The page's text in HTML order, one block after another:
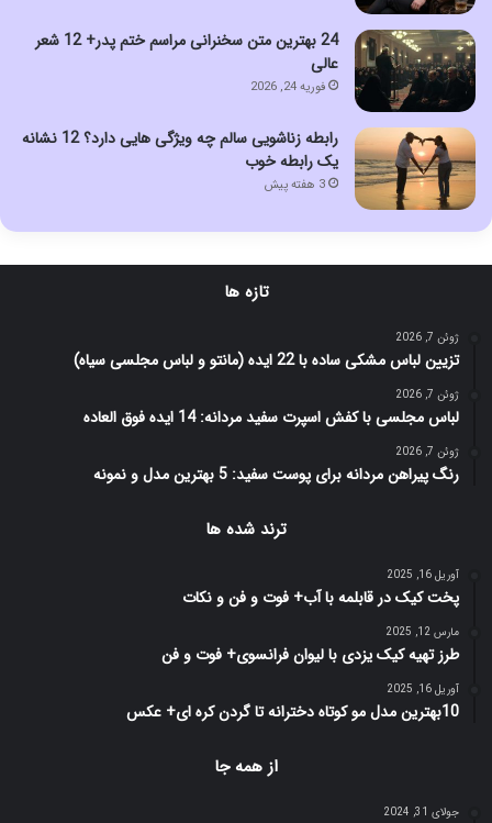
24 بهترین متن سخنرانی مراسم ختم پدر+ 12 شعر
عالی
فوریه 24, 2026
رابطه زناشویی سالم چه ویژگی هایی دارد؟ 12 نشانه
یک رابطه خوب
3 هفته پیش
تازه ها
ژوئن 7, 2026
تزیین لباس مشکی ساده با 22 ایده (مانتو و لباس مجلسی سیاه)
ژوئن 7, 2026
لباس مجلسی با کفش اسپرت سفید مردانه: 14 ایده فوق العاده
ژوئن 7, 2026
رنگ پیراهن مردانه برای پوست سفید: 5 بهترین مدل و نمونه
ترند شده ها
آوریل 16, 2025
پخت کیک در قابلمه با آب+ فوت و فن و نکات
مارس 12, 2025
طرز تهیه کیک یزدی با لیوان فرانسوی+ فوت و فن
آوریل 16, 2025
10بهترین مدل مو کوتاه دخترانه تا گردن کره ای+ عکس
از همه جا
جولای 31, 2024